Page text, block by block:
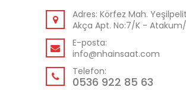
Adres: Körfez Mah.
Akça Apt. No:7/K -
E-posta:
info@nhainsaat.com
Telefon:
0536 922 85 63
HAKKIMIZDA
NEDEN BIZ?